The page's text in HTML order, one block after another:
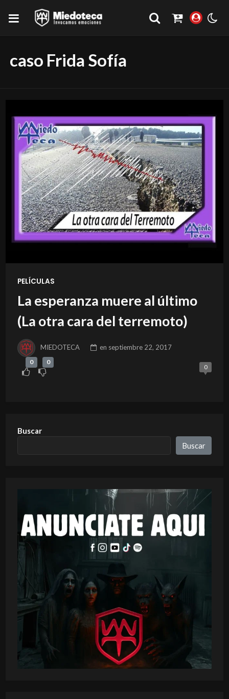
caso Frida Sofía
PELÍCULAS
La esperanza muere al último
(La otra cara del terremoto)
MIEDOTECA en septiembre 22, 2017
0 0
0
Buscar
Buscar